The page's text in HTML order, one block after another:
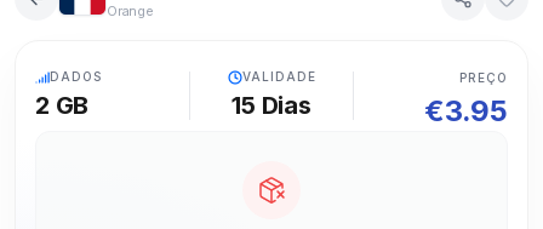
Orange
DADOS
2 GB
VALIDADE
15 Dias
PREÇO
€3.95